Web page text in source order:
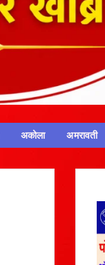
अकोला अमरावती